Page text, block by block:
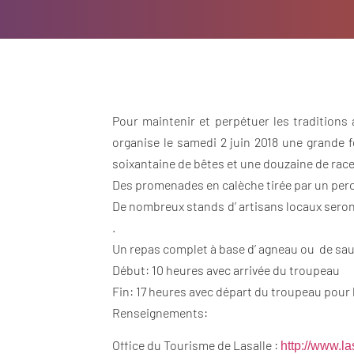
Pour maintenir et perpétuer les traditions
organise le samedi 2 juin 2018 une
soixantaine de bêtes et une douzaine de
Des promenades en calèche tirée par un
De nombreux stands d’ artisans locaux
Un repas complet à base d’ agneau ou de
Début: 10 heures avec arrivée du troupeau
Fin: 17 heures avec départ du troupeau
Renseignements:
Office du Tourisme de Lasalle : http://